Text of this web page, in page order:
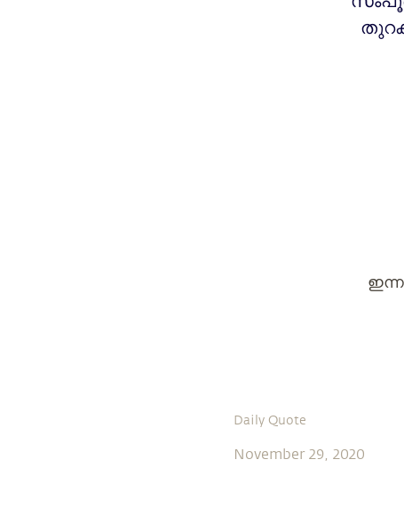
Daily Quote
November 29, 2020